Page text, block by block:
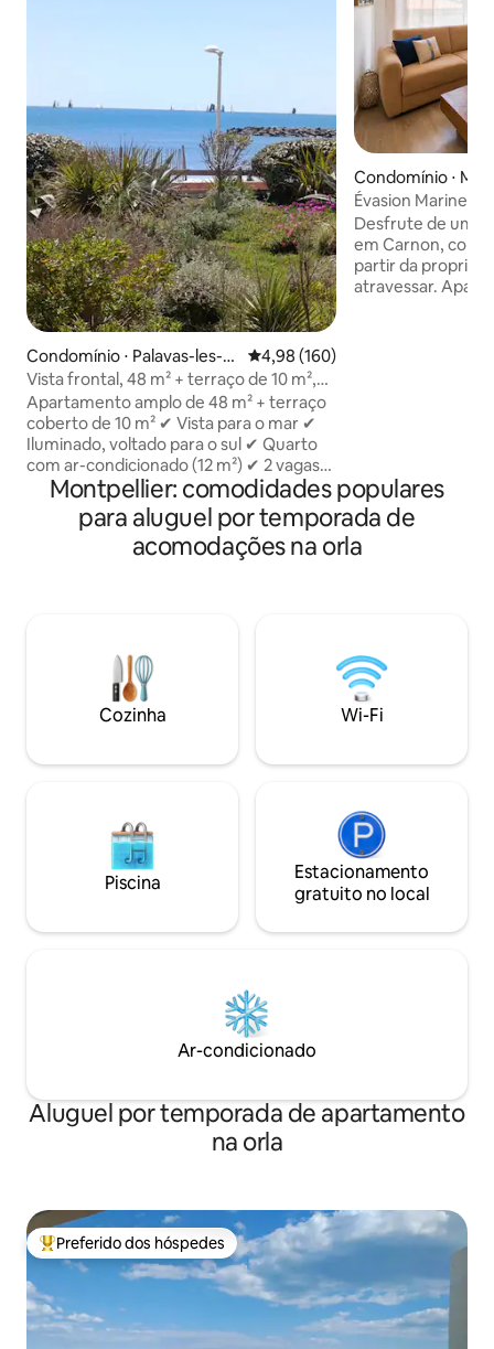
Condomínio ⋅ Palavas-les-Fl
ots
4,98 de uma avaliação média de
4,98 (160)
Vista frontal, 48 m² + terraço de 10 m²,
acesso direto à praia
Apartamento amplo de 48 m² + terraço
coberto de 10 m² ✔ Vista para o mar ✔
Iluminado, voltado para o sul ✔ Quarto
com ar-condicionado (12 m²) ✔ 2 vagas
de estacionamento seguras ✔
Residência segura (interfone por vídeo,
entrada por teclado) ✔ Depósito de
bicicletas ✔ Tudo a uma curta
distância, com conexão com a linha 3 do
bonde para Montpellier.💙 Ideal para
uma estadia relaxante à beira-mar sem
carro, tudo está a uma curta distância a
Condomínio ⋅
Évasion Marine •
primeira linha
Desfrute de uma
em Carnon, com
partir da
atravessar. Apartamento 4★ de 48 m²,
qualidade para dormir. Ideal
estadia à beira-
amigos ou para
Montpellier: comodidades populares
para aluguel por temporada de
acomodações na orla
Cozinha Wi-Fi
Piscina
Estacionamento
gratuito no local
Ar-condicionado
Aluguel por temporada de apartamento
na orla
Entre os melhores preferidos dos hóspedes
Preferido dos hóspedes